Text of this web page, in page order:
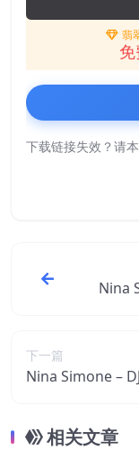
翡
下载链接失效？请
Nina
下一篇
Nina Simone –
相关文章